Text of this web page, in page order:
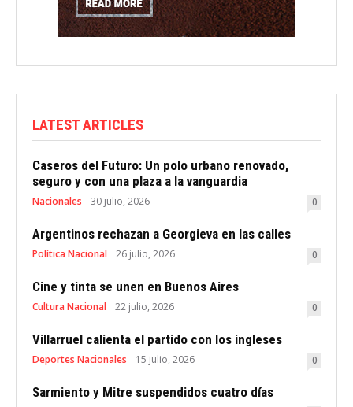
LATEST ARTICLES
Caseros del Futuro: Un polo urbano renovado,
seguro y con una plaza a la vanguardia
Nacionales 30 julio, 2026 0
Argentinos rechazan a Georgieva en las calles
Política Nacional 26 julio, 2026 0
Cine y tinta se unen en Buenos Aires
Cultura Nacional 22 julio, 2026 0
Villarruel calienta el partido con los ingleses
Deportes Nacionales 15 julio, 2026 0
Sarmiento y Mitre suspendidos cuatro días